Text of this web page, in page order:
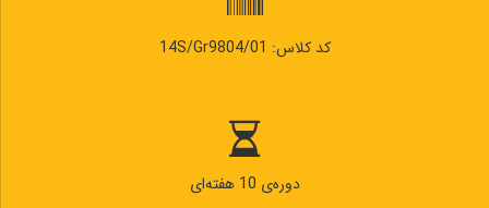
کد کلاس: 14S/Gr9804/01
دوره‌ی 10 هفته‌ای